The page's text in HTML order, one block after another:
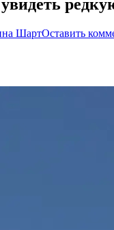
ШартОставить